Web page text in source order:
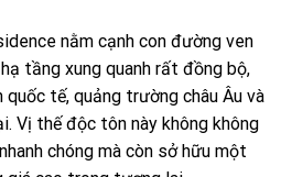
nằm cạnh con đường ven
tầng xung quanh rất đồng bộ,
quốc tế, quảng trường châu Âu và
Vị thế độc tôn này không không
chóng mà còn sở hữu một